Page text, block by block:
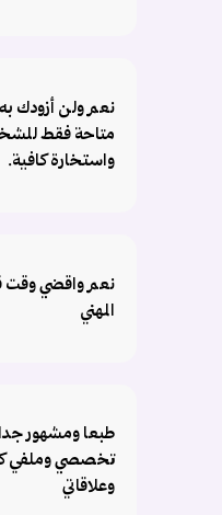
نعم ولن أزودك
متاحة فقط
واستخارة كافية.
نعم واقضي وقت
المهني
طبعا ومشهور
تخصصي وملفي
وعلاقاتي